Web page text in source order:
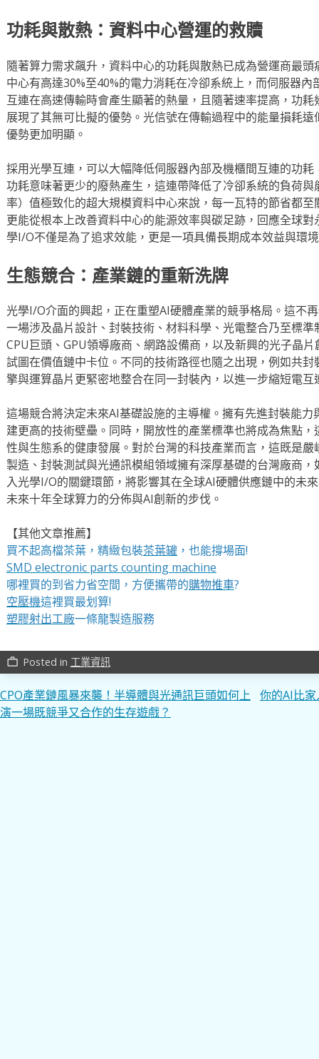
功耗與散熱：資料中心營運的救贖
隨著算力需求飆升，資料中心的功耗與散熱已成為營運商最
中心有高達30%至40%的電力消耗在冷卻系統上，而伺服器
互連在高速傳輸時會產生顯著的熱量，且隨著速率提高，功
展現了其無可比擬的優勢。光信號在傳輸過程中的能量損耗
優勢更加明顯。
採用光學互連，可以大幅降低伺服器內部及機櫃間互連的功
功耗意味著更少的廢熱產生，這連帶降低了冷卻系統的負荷
率）值極致化的超大規模資料中心來說，每一瓦特的節省都
更能從根本上改善資料中心的能源效率與碳足跡，回應全球
學I/O不僅是為了追求效能，更是一項具備長期成本效益與環
生態競合：產業鏈的重新洗牌
光學I/O介面的興起，正在重塑AI硬體產業的競爭格局。這不
一場涉及晶片設計、封裝技術、材料科學、光電整合乃至標
CPU巨頭、GPU領導廠商、網路設備商，以及新興的光子晶
試圖在價值鏈中卡位。不同的技術路徑也隨之出現，例如共
擎與運算晶片更緊密地整合在同一封裝內，以進一步縮短電
這場競合將決定未來AI基礎設施的主導權。擁有先進封裝能
建更高的技術壁壘。同時，開放性的產業標準也將成為焦點
性與生態系的健康發展。對於台灣的科技產業而言，這既是
製造、封裝測試與光通訊模組領域擁有深厚基礎的台灣廠商
入光學I/O的關鍵環節，將影響其在全球AI硬體供應鏈中的未
未來十年全球算力的分佈與AI創新的步伐。
【其他文章推薦】
買不起高檔茶葉，精緻包裝茶葉罐，也能撐場面!
SMD electronic parts counting machine
哪裡買的到省力省空間，方便攜帶的購物推車?
空壓機這裡買最划算!
塑膠射出工廠一條龍製造服務
work_outline Posted in 工業資訊
文
章
CPO產業鏈風暴來襲！半導體與光通訊巨頭如何上
演一場既競爭又合作的生存遊戲？
你的AI比